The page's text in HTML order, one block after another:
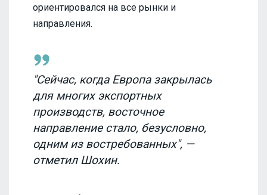
ориентировался на все рынки и
направления.
"Сейчас, когда Европа закрылась
для многих экспортных
производств, восточное
направление стало, безусловно,
одним из востребованных", —
отметил Шохин.